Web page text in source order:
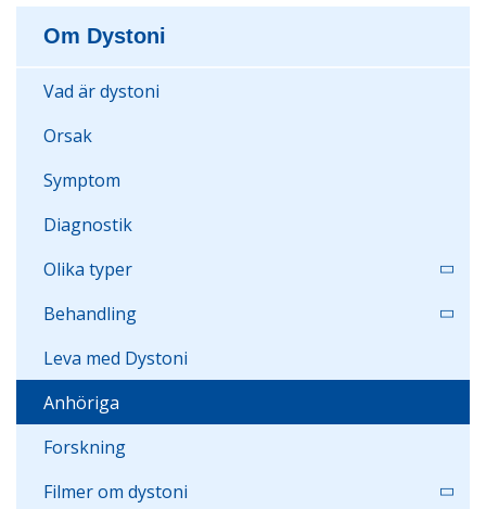
Om Dystoni
Vad är dystoni
Orsak
Symptom
Diagnostik
Olika typer
Behandling
Leva med Dystoni
Anhöriga
Forskning
Filmer om dystoni